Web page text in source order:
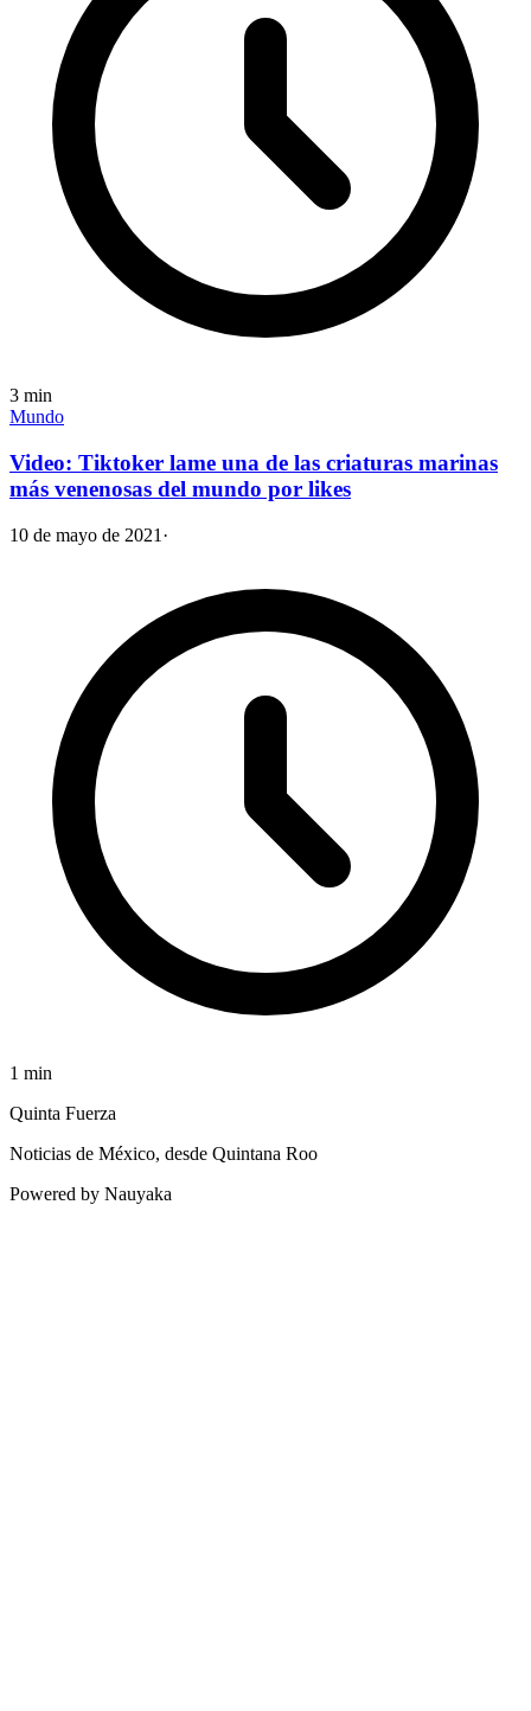
3 min
Mundo
Video: Tiktoker lame una de las criaturas marinas
más venenosas del mundo por likes
10 de mayo de 2021 ·
1 min
Quinta Fuerza
Noticias de México, desde Quintana Roo
Powered by Nauyaka